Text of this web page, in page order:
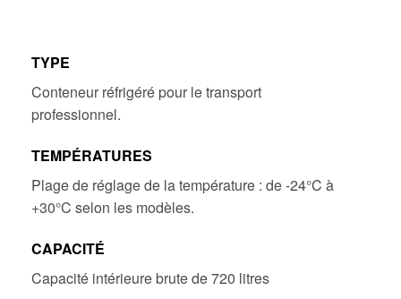
TYPE
Conteneur réfrigéré pour le transport
professionnel.
TEMPÉRATURES
Plage de réglage de la température : de -24°C à
+30°C selon les modèles.
CAPACITÉ
Capacité intérieure brute de 720 litres